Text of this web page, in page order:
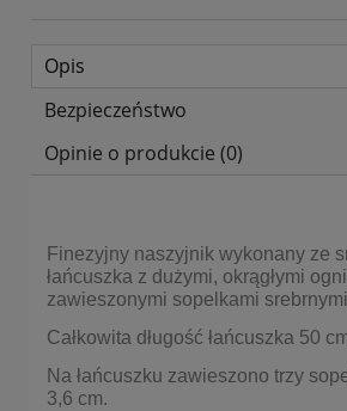
Opis
Bezpieczeństwo
Opinie o produkcie (0)
Finezyjny naszyjnik wykonany ze
łańcuszka z dużymi, okrągłymi
zawieszonymi sopelkami
Całkowita długość łańcuszka 50
Na łańcuszku zawieszono trzy
3,6 cm.